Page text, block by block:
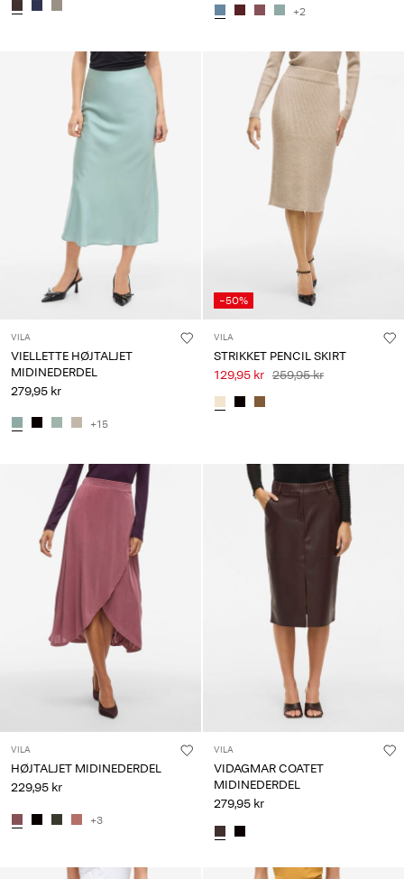
+2
VILA
VIELLETTE HØJTALJET
MIDINEDERDEL
279,95 kr
+15
-50%
VILA
STRIKKET PENCIL SKIRT
129,95 kr 259,95 kr
VILA
HØJTALJET MIDINEDERDEL
229,95 kr
+3
VILA
VIDAGMAR COATET
MIDINEDERDEL
279,95 kr